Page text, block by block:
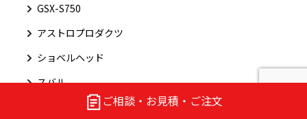
ご相談・お見積・ご注文
GSX-S750
アストロプロダクツ
ショベルヘッド
スバル